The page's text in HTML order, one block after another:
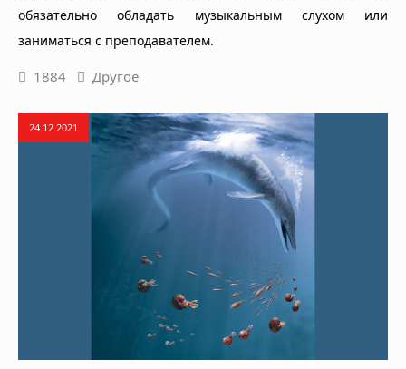
обязательно обладать музыкальным слухом или
заниматься с преподавателем.
1884 Другое
24.12.2021